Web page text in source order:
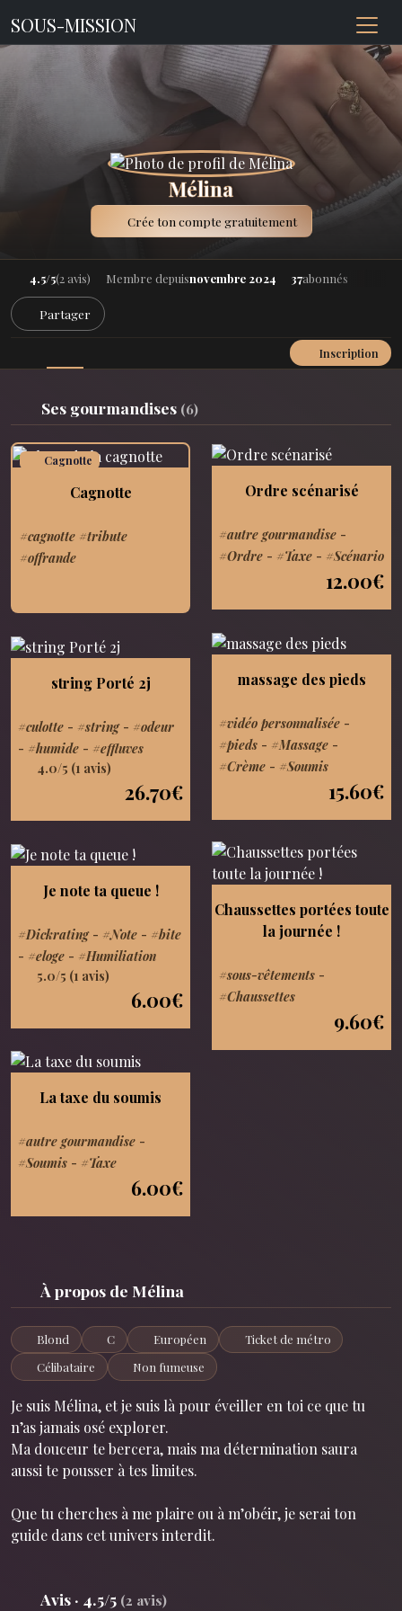
SOUS-MISSION
Mélina
Crée ton compte gratuitement
4.5/5(2 avis) Membre depuisnovembre 2024 37abonnés
Partager
Inscription
Ses gourmandises (6)
Cagnotte
Cagnotte
#cagnotte #tribute
#offrande
Ordre scénarisé
#autre gourmandise -
#Ordre - #Taxe - #Scénario
12.00€
massage des pieds
#vidéo personnalisée -
#pieds - #Massage -
#Crème - #Soumis
15.60€
string Porté 2j
#culotte - #string - #odeur
- #humide - #effluves
4.0/5 (1 avis)
26.70€
Chaussettes portées toute
la journée !
#sous-vêtements -
#Chaussettes
9.60€
Je note ta queue !
#Dickrating - #Note - #bite
- #eloge - #Humiliation
5.0/5 (1 avis)
6.00€
La taxe du soumis
#autre gourmandise -
#Soumis - #Taxe
6.00€
À propos de Mélina
Blond C Européen
Ticket de métro
Célibataire
Non fumeuse
Je suis Mélina, et je suis là pour éveiller en toi ce que tu
n’as jamais osé explorer.
Ma douceur te bercera, mais ma détermination saura
aussi te pousser à tes limites.
Que tu cherches à me plaire ou à m’obéir, je serai ton
guide dans cet univers interdit.
Avis · 4.5/5 (2 avis)